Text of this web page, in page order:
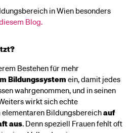
in Wien besonders
Blog.
Bestehen für mehr
Bildungssystem ein, damit jedes
wahrgenommen, und in seinen
wirkt sich echte
Bildungsbereichauf
aus. Denn speziell Frauen fehlt oft